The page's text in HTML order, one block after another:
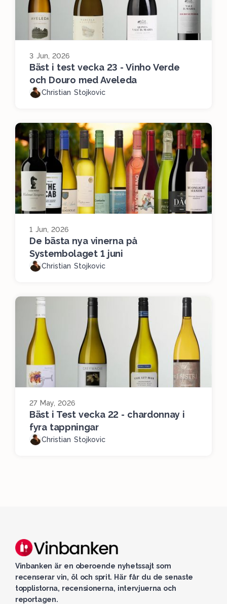
3 Jun, 2026
Bäst i test vecka 23 - Vinho Verde
och Douro med Aveleda
Christian Stojkovic
1 Jun, 2026
De bästa nya vinerna på
Systembolaget 1 juni
Christian Stojkovic
27 May, 2026
Bäst i Test vecka 22 - chardonnay i
fyra tappningar
Christian Stojkovic
Vinbanken är en oberoende nyhetssajt som
recenserar vin, öl och sprit. Här får du de senaste
topplistorna, recensionerna, intervjuerna och
reportagen.